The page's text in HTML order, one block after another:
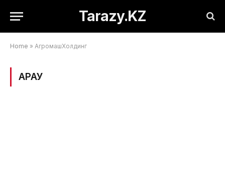
Tarazy.KZ
Home » АгромашХолдинг
ҚАРАУ